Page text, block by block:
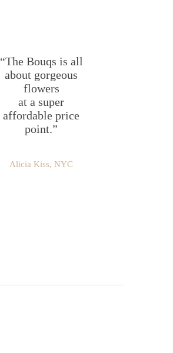
“The Bouqs is all
about gorgeous
flowers
at a super
affordable price
point.”
Alicia Kiss, NYC